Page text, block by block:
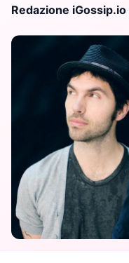
Redazione iGossip.io·